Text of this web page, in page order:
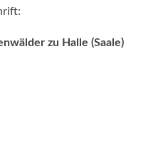
zu Halle (Saale)